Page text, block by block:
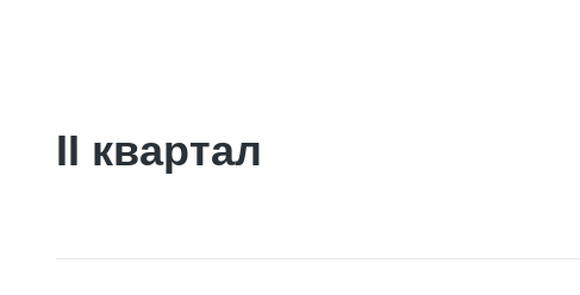
II квартал